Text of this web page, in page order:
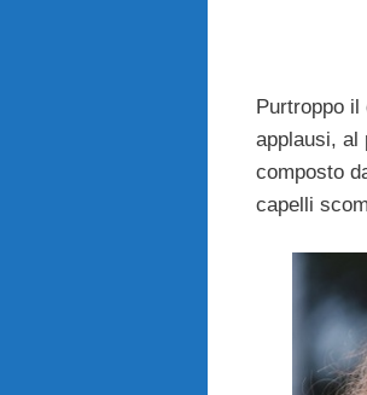
Purtroppo
applausi, al
composto
capelli